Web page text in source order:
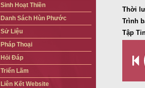
Sinh Hoạt Thiền
Danh Sách Hùn Phước
Sử Liệu
Pháp Thoại
Hỏi Đáp
Triển Lãm
Liên Kết Website
Thời
Trình
Tập